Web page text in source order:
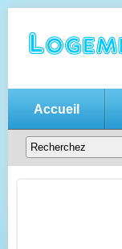
Annonce
Votreannonce de
entre particuliers
Accueil